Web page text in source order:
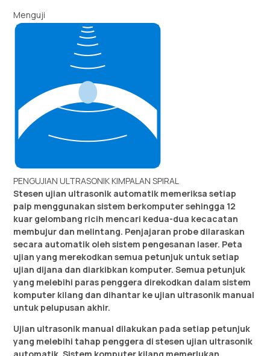
Menguji
PENGUJIAN ULTRASONIK KIMPALAN SPIRAL
Stesen ujian ultrasonik automatik memeriksa setiap
paip menggunakan sistem berkomputer sehingga 12
kuar gelombang ricih mencari kedua-dua kecacatan
membujur dan melintang. Penjajaran probe dilaraskan
secara automatik oleh sistem pengesanan laser. Peta
ujian yang merekodkan semua petunjuk untuk setiap
ujian dijana dan diarkibkan komputer. Semua petunjuk
yang melebihi paras penggera direkodkan dalam sistem
komputer kilang dan dihantar ke ujian ultrasonik manual
untuk pelupusan akhir.
Ujian ultrasonik manual dilakukan pada setiap petunjuk
yang melebihi tahap penggera di stesen ujian ultrasonik
automatik. Sistem komputer kilang memerlukan